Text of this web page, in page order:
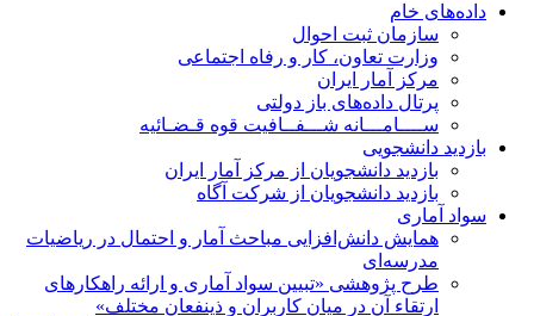
داده‌های خام
سازمان ثبت احوال
وزارت تعاون، کار و رفاه اجتماعی
مرکز آمار ایران
پرتال داده‌های باز دولتی
ســــامـــانه شـــفــافیت قوه قـضـائیه
بازدید دانشجویی
بازدید دانشجویان از مرکز آمار ایران
بازدید دانشجویان از شرکت آگاه
سواد آماری
همایش دانش‌افزایی مباحث آمار و احتمال در ریاضیات
مدرسه‌ای
طرح پژوهشی «تبیین سواد آماری و ارائه راهکارهای
ارتقاء آن در میان کاربران و ذینفعان مختلف»